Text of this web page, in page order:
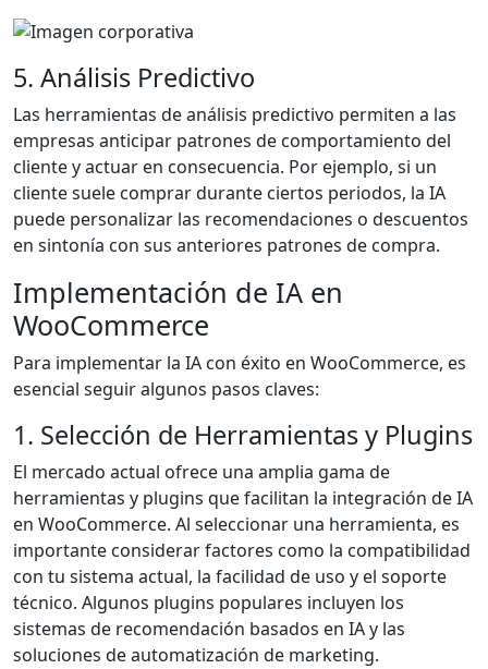
5. Análisis Predictivo
Las herramientas de análisis predictivo permiten a las
empresas anticipar patrones de comportamiento del
cliente y actuar en consecuencia. Por ejemplo, si un
cliente suele comprar durante ciertos periodos, la IA
puede personalizar las recomendaciones o descuentos
en sintonía con sus anteriores patrones de compra.
Implementación de IA en
WooCommerce
Para implementar la IA con éxito en WooCommerce, es
esencial seguir algunos pasos claves:
1. Selección de Herramientas y Plugins
El mercado actual ofrece una amplia gama de
herramientas y plugins que facilitan la integración de IA
en WooCommerce. Al seleccionar una herramienta, es
importante considerar factores como la compatibilidad
con tu sistema actual, la facilidad de uso y el soporte
técnico. Algunos plugins populares incluyen los
sistemas de recomendación basados en IA y las
soluciones de automatización de marketing.